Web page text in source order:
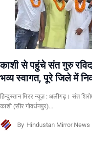
काशी से पहुंचे संत गुरु
भव्य स्वागत, पूरे जिले में
हिन्दुस्तान मिरर न्यूज़ : अलीगढ़। संत
काशी (सीर गोवर्धनपुर)…
By Hindustan Mirror News